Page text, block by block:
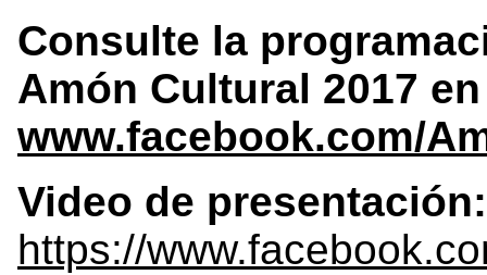
Consulte la
Amón Cultural 2017
www.facebook.com/
Video de presentación:
https://